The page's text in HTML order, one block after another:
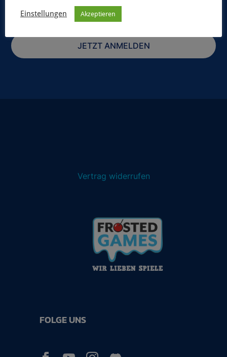
JETZT ANMELDEN
Vertrag widerrufen
FOLGE UNS
Einstellungen Akzeptieren